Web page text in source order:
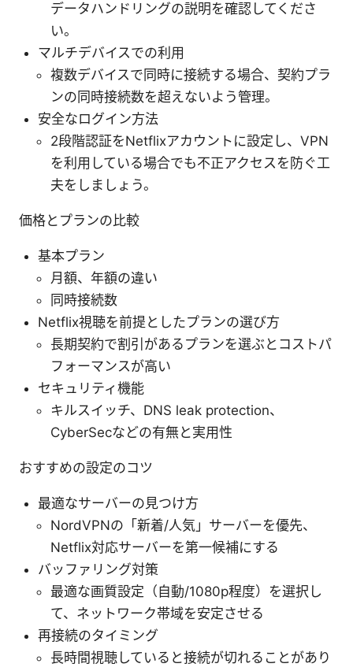
データハンドリングの説明を確認してくださ
い。
マルチデバイスでの利用
複数デバイスで同時に接続する場合、契約プラ
ンの同時接続数を超えないよう管理。
安全なログイン方法
2段階認証をNetflixアカウントに設定し、VPN
を利用している場合でも不正アクセスを防ぐ工
夫をしましょう。
価格とプランの比較
基本プラン
月額、年額の違い
同時接続数
Netflix視聴を前提としたプランの選び方
長期契約で割引があるプランを選ぶとコストパ
フォーマンスが高い
セキュリティ機能
キルスイッチ、DNS leak protection、
CyberSecなどの有無と実用性
おすすめの設定のコツ
最適なサーバーの見つけ方
NordVPNの「新着/人気」サーバーを優先、
Netflix対応サーバーを第一候補にする
バッファリング対策
最適な画質設定（自動/1080p程度）を選択し
て、ネットワーク帯域を安定させる
再接続のタイミング
長時間視聴していると接続が切れることがあり